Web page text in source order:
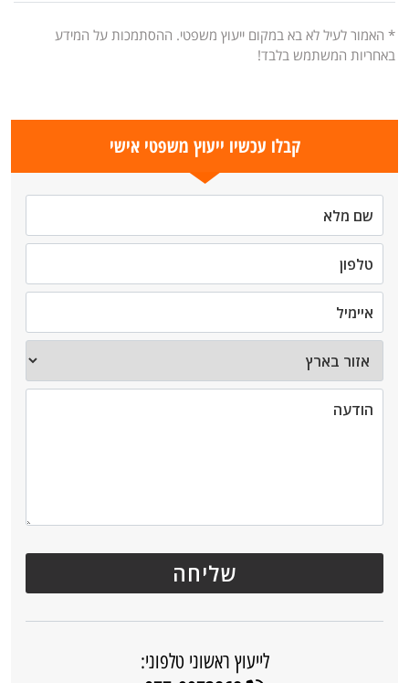
* האמור לעיל לא בא במקום ייעוץ משפטי. ההסתמכות על המידע
באחריות המשתמש בלבד!
קבלו עכשיו ייעוץ משפטי אישי
לייעוץ ראשוני טלפוני: